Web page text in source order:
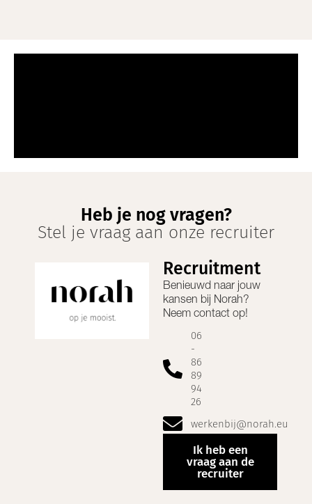
Heb je nog vragen?
Stel je vraag aan onze recruiter
Recruitment
Benieuwd naar jouw
kansen bij Norah?
Neem contact op!
06
-
86
89
94
26
werkenbij@norah.eu
Ik heb een
vraag aan de
recruiter